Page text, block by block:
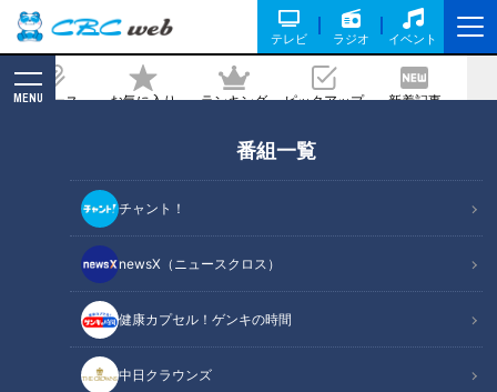
テレビ ラジオ イベント
ニュース お気に入り ランキング ピックアップ 新着記事
MENU
番組一覧
チャント！
newsX（ニュースクロス）
健康カプセル！ゲンキの時間
中日クラウンズ
ん御用達の室内公園【子どもの笑顔
WEEK】
記事に戻る